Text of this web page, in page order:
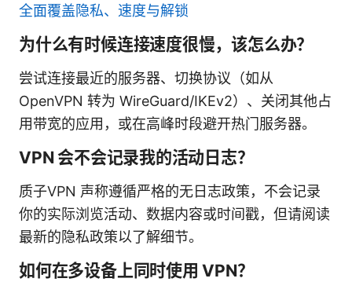
全面覆盖隐私、速度与解锁
为什么有时候连接速度很慢，该怎么办？
尝试连接最近的服务器、切换协议（如从
OpenVPN 转为 WireGuard/IKEv2）、关闭其他占
用带宽的应用，或在高峰时段避开热门服务器。
VPN 会不会记录我的活动日志？
质子VPN 声称遵循严格的无日志政策，不会记录
你的实际浏览活动、数据内容或时间戳，但请阅读
最新的隐私政策以了解细节。
如何在多设备上同时使用 VPN？